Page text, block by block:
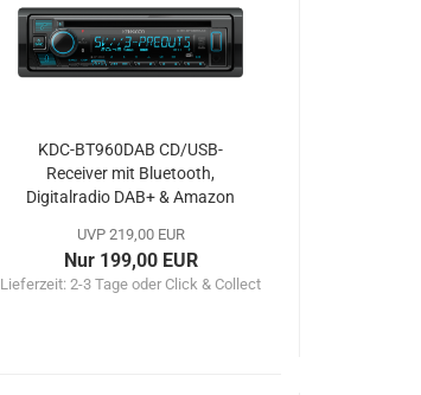
KDC-BT960DAB CD/USB-
Receiver mit Bluetooth,
Digitalradio DAB+ & Amazon
UVP 219,00 EUR
Nur 199,00 EUR
Lieferzeit: 2-3 Tage oder Click & Collect